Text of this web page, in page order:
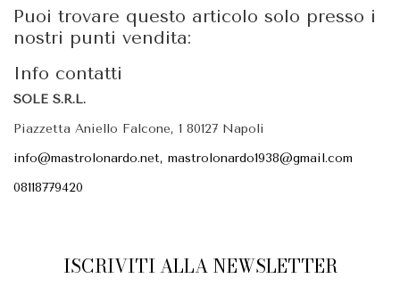
Puoi trovare questo articolo solo presso i
nostri punti vendita:
Info contatti
SOLE S.R.L.
Piazzetta Aniello Falcone, 1 80127 Napoli
info@mastrolonardo.net, mastrolonardo1938@gmail.com
08118779420
ISCRIVITI ALLA NEWSLETTER